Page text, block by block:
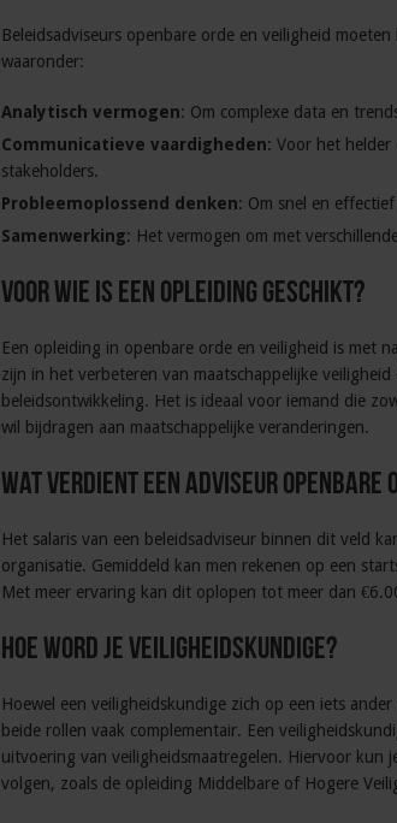
Beleidsadviseurs openbare orde en veiligheid
waaronder:
Analytisch vermogen: Om complexe data en
Communicatieve vaardigheden: Voor het helder
stakeholders.
Probleemoplossend denken: Om snel en
Samenwerking: Het vermogen om met
Voor wie is een opleiding geschikt?
Een opleiding in openbare orde en veiligheid is met
zijn in het verbeteren van maatschappelijke
beleidsontwikkeling. Het is ideaal voor iemand die
wil bijdragen aan maatschappelijke veranderingen.
Wat verdient een adviseur openbare
Het salaris van een beleidsadviseur binnen dit veld
organisatie. Gemiddeld kan men rekenen op een
Met meer ervaring kan dit oplopen tot meer dan
Hoe word je veiligheidskundige?
Hoewel een veiligheidskundige zich op een iets
beide rollen vaak complementair. Een
uitvoering van veiligheidsmaatregelen. Hiervoor kun
volgen, zoals de opleiding Middelbare of Hogere